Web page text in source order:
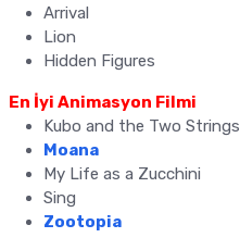
Arrival
Lion
Hidden Figures
En İyi Animasyon Filmi
Kubo and the Two Strings
Moana
My Life as a Zucchini
Sing
Zootopia